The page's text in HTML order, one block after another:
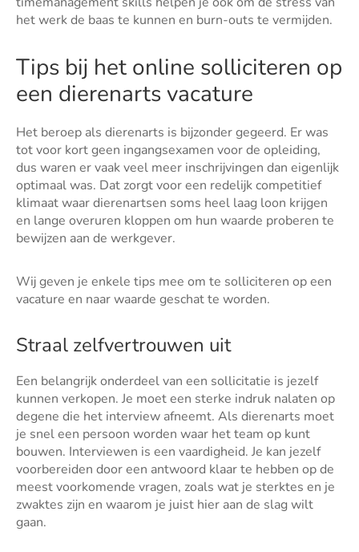
het werk de baas te kunnen en burn-outs te vermijden.
Tips bij het online solliciteren op
een dierenarts vacature
Het beroep als dierenarts is bijzonder gegeerd. Er was
tot voor kort geen ingangsexamen voor de opleiding,
dus waren er vaak veel meer inschrijvingen dan eigenlijk
optimaal was. Dat zorgt voor een redelijk competitief
klimaat waar dierenartsen soms heel laag loon krijgen
en lange overuren kloppen om hun waarde proberen te
bewijzen aan de werkgever.
Wij geven je enkele tips mee om te solliciteren op een
vacature en naar waarde geschat te worden.
Straal zelfvertrouwen uit
Een belangrijk onderdeel van een sollicitatie is jezelf
kunnen verkopen. Je moet een sterke indruk nalaten op
degene die het interview afneemt. Als dierenarts moet
je snel een persoon worden waar het team op kunt
bouwen. Interviewen is een vaardigheid. Je kan jezelf
voorbereiden door een antwoord klaar te hebben op de
meest voorkomende vragen, zoals wat je sterktes en je
zwaktes zijn en waarom je juist hier aan de slag wilt
gaan.